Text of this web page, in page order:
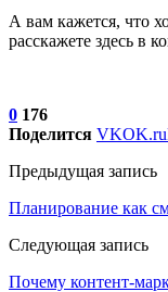
А вам кажется, что
расскажете здесь в
0 176
Поделится VKOK.ru
Предыдущая запись
Планирование как
Следующая запись
Почему контент-